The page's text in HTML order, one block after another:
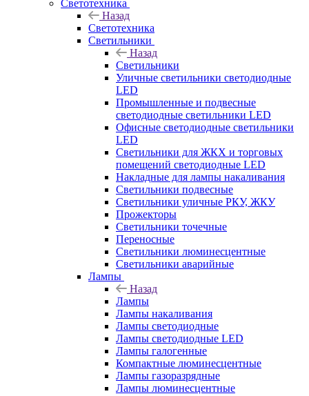
Светотехника
Назад
Светотехника
Светильники
Назад
Светильники
Уличные светильники светодиодные
LED
Промышленные и подвесные
светодиодные светильники LED
Офисные светодиодные светильники
LED
Светильники для ЖКХ и торговых
помещений светодиодные LED
Накладные для лампы накаливания
Светильники подвесные
Светильники уличные РКУ, ЖКУ
Прожекторы
Cветильники точечные
Переносные
Светильники люминесцентные
Светильники аварийные
Лампы
Назад
Лампы
Лампы накаливания
Лампы светодиодные
Лампы светодиодные LED
Лампы галогенные
Компактные люминесцентные
Лампы газоразрядные
Лампы люминесцентные